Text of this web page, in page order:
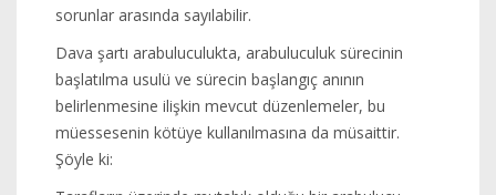
sorunlar arasında sayılabilir.
Dava şartı arabuluculukta, arabuluculuk sürecinin
başlatılma usulü ve sürecin başlangıç anının
belirlenmesine ilişkin mevcut düzenlemeler, bu
müessesenin kötüye kullanılmasına da müsaittir.
Şöyle ki: